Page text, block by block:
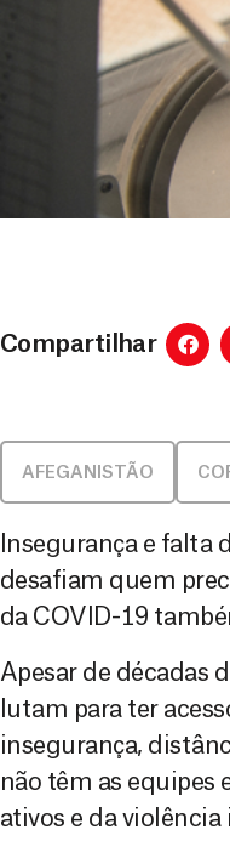
Compartilhar
AFEGANISTÃO
Insegurança e falta
desafiam quem
da COVID-19
Apesar de décadas
lutam para ter
insegurança,
não têm as equipes
ativos e da